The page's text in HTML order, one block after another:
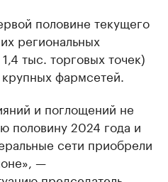
половине текущего
региональных
тыс. торговых точек)
фармсетей.
и поглощений не
половину 2024 года и
сети приобрели
—